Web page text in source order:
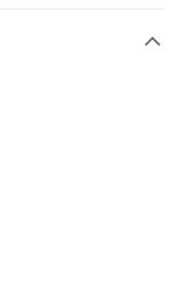
跳轉到大哥付的交易
日，確認付款後即完
過，訂單將自動取
分期系統評分，恕無
結算日後寄送繳費提
「AFTEE先享後付」